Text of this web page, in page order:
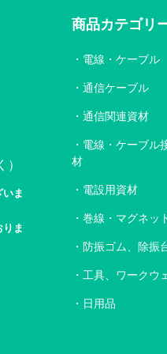
ま
ま
商品カテゴリ
電線・ケーブル
通信ケーブル
通信関連資材
電線・ケーブル
材
電設用資材
巻線・マグネッ
防振ゴム、除振
工具、ワークウ
日用品